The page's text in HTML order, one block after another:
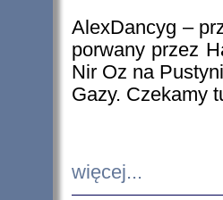
AlexDancyg –
porwany przez
Nir Oz na
Gazy. Czekamy
więcej...